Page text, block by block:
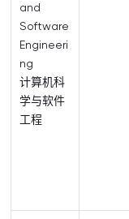
and
Software
Engineeri
ng
计算机科
学与软件
工程